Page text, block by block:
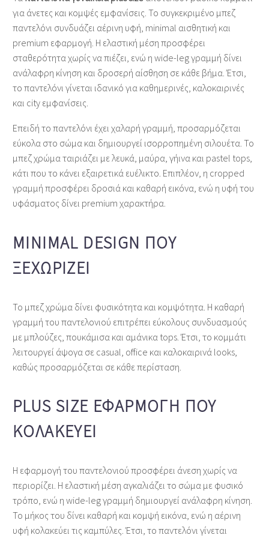
για άνετες και κομψές εμφανίσεις. Το συγκεκριμένο μπεζ
παντελόνι συνδυάζει αέρινη υφή, minimal αισθητική και
premium εφαρμογή. Η ελαστική μέση προσφέρει
σταθερότητα χωρίς να πιέζει, ενώ η wide‑leg γραμμή δίνει
ανάλαφρη κίνηση και δροσερή αίσθηση σε κάθε βήμα. Έτσι,
το παντελόνι γίνεται ιδανικό για καθημερινές, καλοκαιρινές
και city εμφανίσεις.
Επειδή το παντελόνι έχει χαλαρή γραμμή, προσαρμόζεται
εύκολα στο σώμα και δημιουργεί ισορροπημένη σιλουέτα. Το
μπεζ χρώμα ταιριάζει με λευκά, μαύρα, γήινα και pastel tops,
κάτι που το κάνει εξαιρετικά ευέλικτο. Επιπλέον, η cropped
γραμμή προσφέρει δροσιά και καθαρή εικόνα, ενώ η υφή του
υφάσματος δίνει premium χαρακτήρα.
MINIMAL DESIGN ΠΟΥ
ΞΕΧΩΡΊΖΕΙ
Το μπεζ χρώμα δίνει φυσικότητα και κομψότητα. Η καθαρή
γραμμή του παντελονιού επιτρέπει εύκολους συνδυασμούς
με μπλούζες, πουκάμισα και αμάνικα tops. Έτσι, το κομμάτι
λειτουργεί άψογα σε casual, office και καλοκαιρινά looks,
καθώς προσαρμόζεται σε κάθε περίσταση.
PLUS SIZE ΕΦΑΡΜΟΓΉ ΠΟΥ
ΚΟΛΑΚΕΎΕΙ
Η εφαρμογή του παντελονιού προσφέρει άνεση χωρίς να
περιορίζει. Η ελαστική μέση αγκαλιάζει το σώμα με φυσικό
τρόπο, ενώ η wide‑leg γραμμή δημιουργεί ανάλαφρη κίνηση.
Το μήκος του δίνει καθαρή και κομψή εικόνα, ενώ η αέρινη
υφή κολακεύει τις καμπύλες. Έτσι, το παντελόνι γίνεται